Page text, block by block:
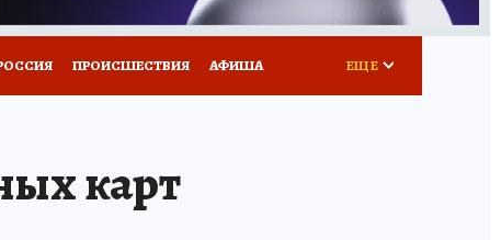
ПРОИСШЕСТВИЯ АФИША ЕЩЕ
карт